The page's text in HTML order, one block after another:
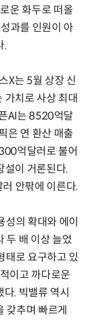
운 화두로 떠올
과를 인원이 아
.
X는 5월 상장 신
치로 사상 최대
AI는 8520억달
은 연 환산 매출
억달러로 불어
이 거론된다.
안팎에 이른다.
의 확대와 에이
두 배 이상 늘었
태로 요구하고 있
이고 까다로운
. 빅밸류 역시
갖추며 빠르게